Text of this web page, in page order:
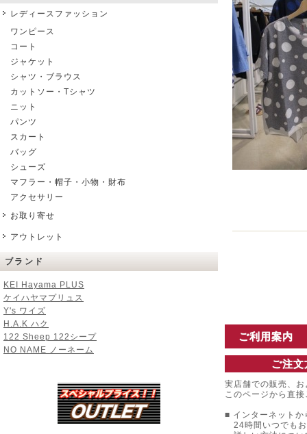
レディースファッション
ワンピース
コート
ジャケット
シャツ・ブラウス
カットソー・Tシャツ
ニット
パンツ
スカート
バッグ
シューズ
マフラー・帽子・小物・財布
アクセサリー
お取り寄せ
アウトレット
ブランド
KEI Hayama PLUS
ケイハヤマプリュス
Y's ワイズ
H.A.K ハク
122 Sheep 122シープ
NO NAME ノーネーム
ご利用案内
ご注
実店舗での販売、
このページから直
■ インターネットか
24時間いつでも